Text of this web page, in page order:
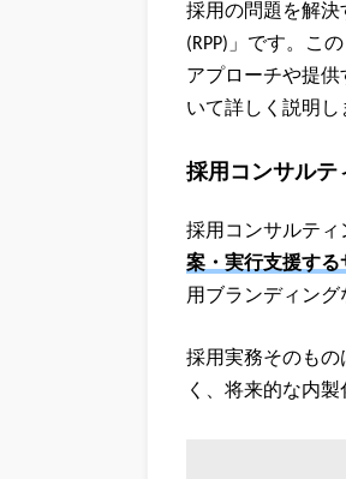
採用の問題を解
(RPP)」です。こ
アプローチや提
いて詳しく説明し
採用コンサルテ
採用コンサルティ
案・実行支援する
用ブランディング
採用実務そのも
く、将来的な内